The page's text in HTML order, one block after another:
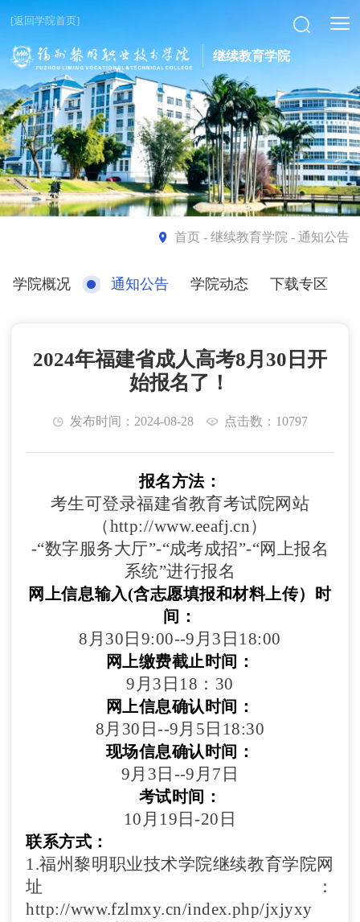
[返回学院首页]
继续教育学院
首页- 继续教育学院 - 通知公告
学院概况 通知公告 学院动态 下载专区
2024年福建省成人高考8月30日开
始报名了！
发布时间：2024-08-28 点击数：10797
报名方法：
考生可登录福建省教育考试院网站
（http://www.eeafj.cn）
-“数字服务大厅”-“成考成招”-“网上报名
系统”进行报名
网上信息输入(含志愿填报和材料上传）时
间：
8月30日9:00--9月3日18:00
网上缴费截止时间：
9月3日18：30
网上信息确认时间：
8月30日--9月5日18:30
现场信息确认时间：
9月3日--9月7日
考试时间：
10月19日-20日
联系方式：
1.福州黎明职业技术学院继续教育学院网
址：
http://www.fzlmxy.cn/index.php/jxjyxy